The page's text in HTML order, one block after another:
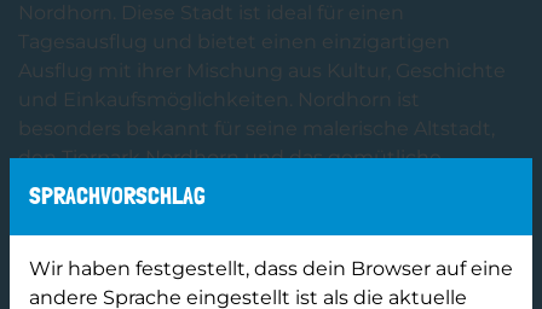
Nordhorn. Diese Stadt ist ideal für einen
Tagesausflug und bietet einen einzigartigen
Ausflug mit ihrer Mischung aus Kultur, Geschichte
und Einkaufsmöglichkeiten. Nordhorn ist
besonders bekannt für seine malerische Altstadt,
den Tierpark Nordhorn und das gemütliche
Zentrum mit verschiedenen Geschäften und
SPRACHVORSCHLAG
Wir haben festgestellt, dass dein Browser auf eine
andere Sprache eingestellt ist als die aktuelle